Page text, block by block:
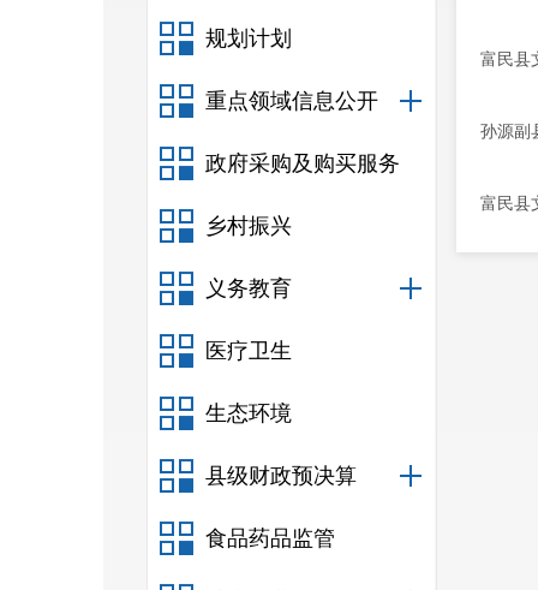
规划计划
重点领域信息公开
政府采购及购买服务
乡村振兴
义务教育
医疗卫生
生态环境
县级财政预决算
食品药品监管
富民县
孙源副
富民县